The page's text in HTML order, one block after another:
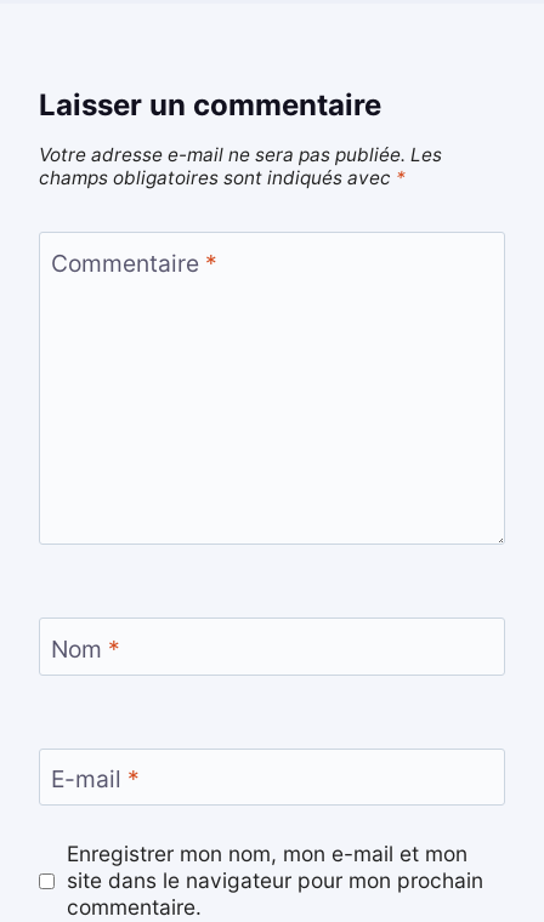
Laisser un commentaire
Votre adresse e-mail ne sera pas publiée. Les
champs obligatoires sont indiqués avec *
Commentaire *
Nom *
E-mail *
Enregistrer mon nom, mon e-mail et mon
site dans le navigateur pour mon prochain
commentaire.